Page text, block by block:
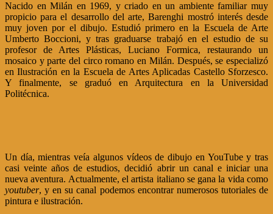
Nacido en Milán en 1969, y criado en un ambiente familiar muy
propicio para el desarrollo del arte, Barenghi mostró interés desde
muy joven por el dibujo. Estudió primero en la Escuela de Arte
Umberto Boccioni, y tras graduarse trabajó en el estudio de su
profesor de Artes Plásticas, Luciano Formica, restaurando un
mosaico y parte del circo romano en Milán. Después, se especializó
en Ilustración en la Escuela de Artes Aplicadas Castello Sforzesco.
Y finalmente, se graduó en Arquitectura en la Universidad
Politécnica.
Un día, mientras veía algunos vídeos de dibujo en YouTube y tras
casi veinte años de estudios, decidió abrir un canal e iniciar una
nueva aventura. Actualmente, el artista italiano se gana la vida como
youtuber, y en su canal podemos encontrar numerosos tutoriales de
pintura e ilustración.